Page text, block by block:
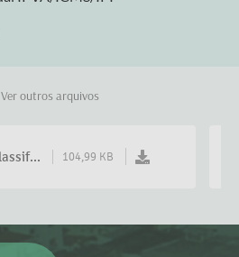
Ver outros arquivos
104,99 KB